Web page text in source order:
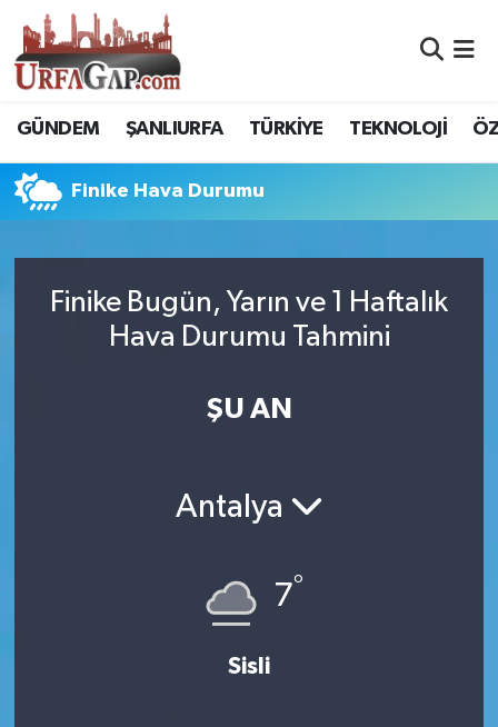
GÜNDEM ŞANLIURFA TÜRKİYE TEKNOLOJİ
Finike Hava Durumu
Finike Bugün, Yarın ve 1 Haftalık
Hava Durumu Tahmini
ŞU AN
Antalya
7°
Sisli
Nöbetçi Eczaneler
Hava Durumu
Namaz Vakitleri
Trafik Durumu
Süper Lig Puan Durumu ve Fikstür
Son Dakika Haberleri